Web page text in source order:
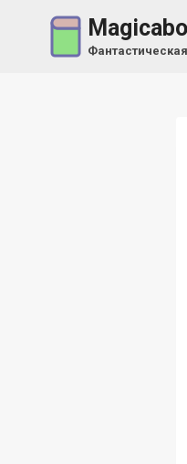
содержимому